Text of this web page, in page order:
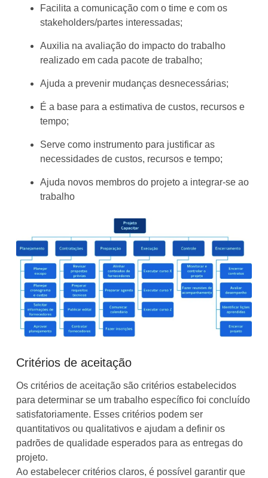
Facilita a comunicação com o time e com os
stakeholders/partes interessadas;
Auxilia na avaliação do impacto do trabalho
realizado em cada pacote de trabalho;
Ajuda a prevenir mudanças desnecessárias;
É a base para a estimativa de custos, recursos e
tempo;
Serve como instrumento para justificar as
necessidades de custos, recursos e tempo;
Ajuda novos membros do projeto a integrar-se ao
trabalho
Critérios de aceitação
Os critérios de aceitação são critérios estabelecidos
para determinar se um trabalho específico foi concluído
satisfatoriamente. Esses critérios podem ser
quantitativos ou qualitativos e ajudam a definir os
padrões de qualidade esperados para as entregas do
projeto.
Ao estabelecer critérios claros, é possível garantir que